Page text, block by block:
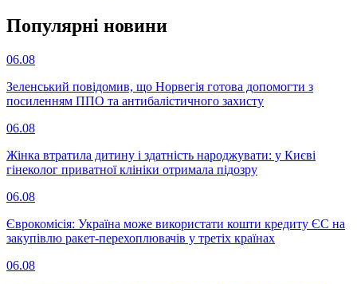
Популярнi новини
06.08
Зеленський повідомив, що Норвегія готова допомогти з
посиленням ППО та антибалістичного захисту
06.08
Жінка втратила дитину і здатність народжувати: у Києві
гінеколог приватної клініки отримала підозру
06.08
Єврокомісія: Україна може використати кошти кредиту ЄС на
закупівлю ракет-перехоплювачів у третіх країнах
06.08